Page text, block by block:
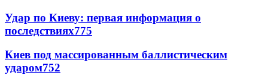
Удар по Киеву: первая информация о
последствиях775
Киев под массированным баллистическим
ударом752